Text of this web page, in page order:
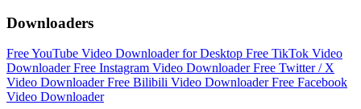
Downloaders
Free YouTube Video Downloader for Desktop Free TikTok Video
DownloaderFree Instagram Video DownloaderFree Twitter / X
Video DownloaderFree Bilibili Video DownloaderFree Facebook
Video Downloader